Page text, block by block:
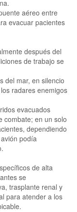
aéreo entre
evacuar pacientes
después del
de trabajo se
del mar, en silencio
radares enemigos
evacuados
combate; en un solo
dependiendo
podía
de alta
se
trasplante renal y
para atender a los